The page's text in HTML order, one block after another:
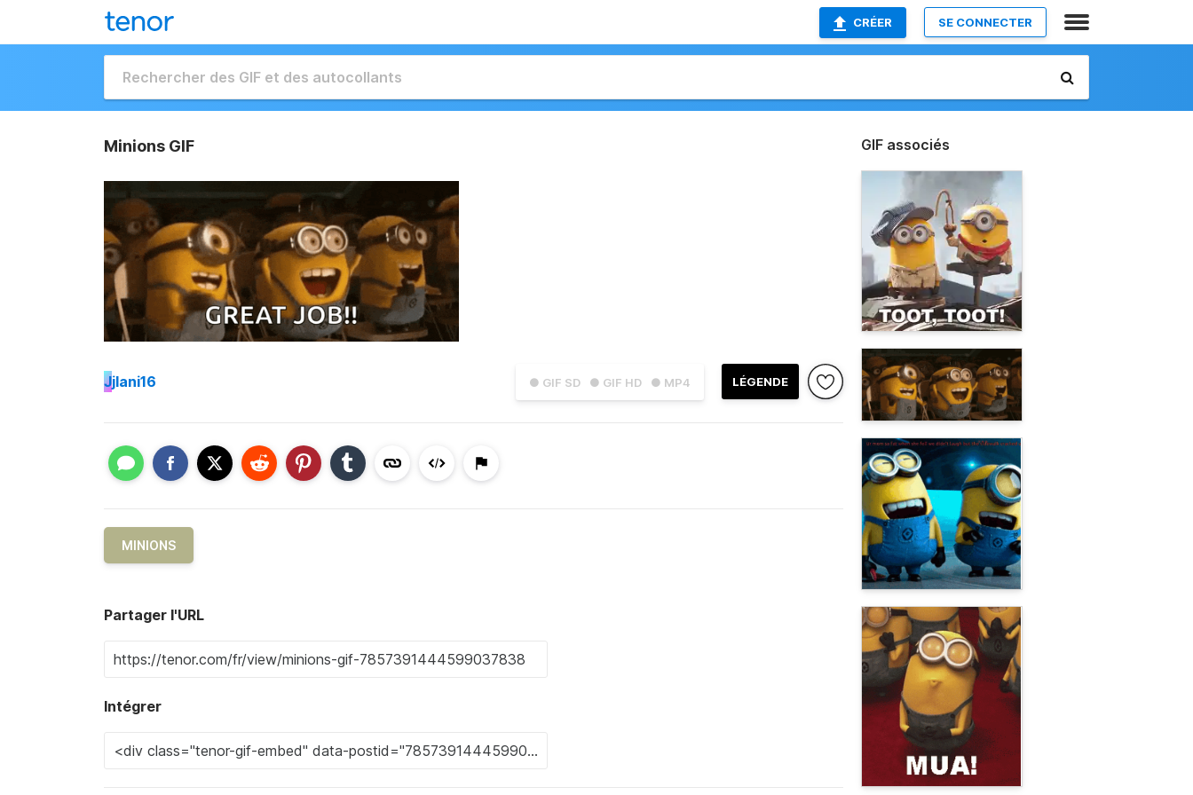
CRÉER SE CONNECTER
Minions GIF
● GIF SD ● GIF HD ● MP4 LÉGENDE
Jjlani16
MINIONS
Partager l'URL
Intégrer
GIF associés